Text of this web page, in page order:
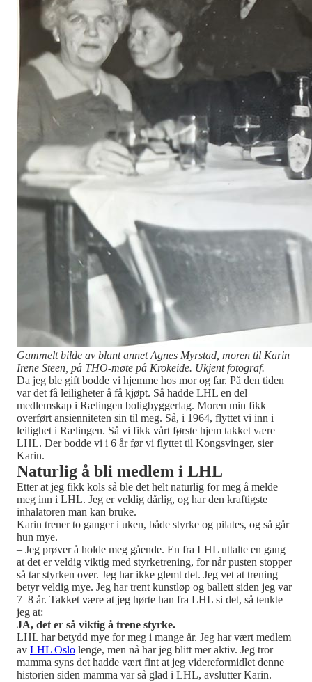
Gammelt bilde av blant annet Agnes Myrstad, moren til Karin
Irene Steen, på THO-møte på Krokeide. Ukjent fotograf.
Da jeg ble gift bodde vi hjemme hos mor og far. På den tiden
var det få leiligheter å få kjøpt. Så hadde LHL en del
medlemskap i Rælingen boligbyggerlag. Moren min fikk
overført ansienniteten sin til meg. Så, i 1964, flyttet vi inn i
leilighet i Rælingen. Så vi fikk vårt første hjem takket være
LHL. Der bodde vi i 6 år før vi flyttet til Kongsvinger, sier
Karin.
Naturlig å bli medlem i LHL
Etter at jeg fikk kols så ble det helt naturlig for meg å melde
meg inn i LHL. Jeg er veldig dårlig, og har den kraftigste
inhalatoren man kan bruke.
Karin trener to ganger i uken, både styrke og pilates, og så går
hun mye.
– Jeg prøver å holde meg gående. En fra LHL uttalte en gang
at det er veldig viktig med styrketrening, for når pusten stopper
så tar styrken over. Jeg har ikke glemt det. Jeg vet at trening
betyr veldig mye. Jeg har trent kunstløp og ballett siden jeg var
7–8 år. Takket være at jeg hørte han fra LHL si det, så tenkte
jeg at:
JA, det er så viktig å trene styrke.
LHL har betydd mye for meg i mange år. Jeg har vært medlem
av LHL Oslo lenge, men nå har jeg blitt mer aktiv. Jeg tror
mamma syns det hadde vært fint at jeg videreformidlet denne
historien siden mamma var så glad i LHL, avslutter Karin.